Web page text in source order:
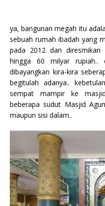
ya, bangunan megah itu
sebuah rumah ibadah yang
pada 2012 dan
hingga 60 milyar
dibayangkan kira-kira
begitulah adanya..
sempat mampir ke
beberapa sudut Masjid
maupun sisi dalam..